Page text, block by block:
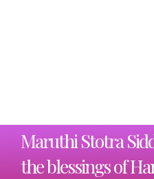
Maruthi Stotra
the blessings of